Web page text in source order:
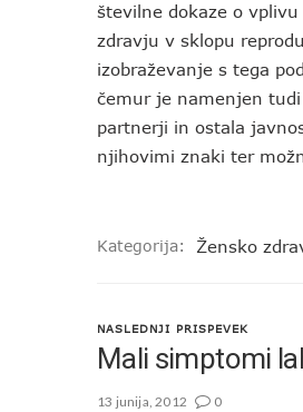
številne dokaze o
zdravju v sklopu
izobraževanje s tega
čemur je namenjen
partnerji in ostala
njihovimi znaki ter
Kategorija: Žensko
NASLEDNJI PRISPEVEK
Mali simptomi
13 junija, 2012 0